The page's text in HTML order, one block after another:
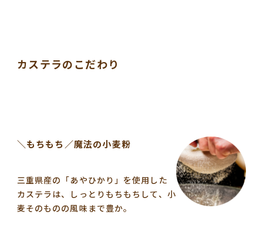
カステラのこだわり
＼もちもち／魔法の小麦粉
三重県産の「あやひかり」を使用した
カステラは、しっとりもちもちして、小
麦そのものの風味まで豊か。